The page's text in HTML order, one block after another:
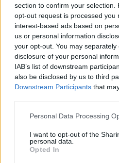
section to confirm your selection.
opt-out request is processed you
interest-based ads based on
us or personal information
your opt-out. You may
disclosure of your personal
IAB’s list of downstream
also be disclosed by us to third
Downstream Participants that
Personal Data Processing
I want to opt-out of the
personal data.
Opted In
A keretalakítások végéhez
lelassult az Erste Liga
akik még nem hirdettek
együttes már felkészülési
bajnoki rajtra.